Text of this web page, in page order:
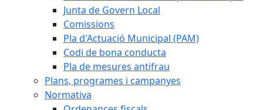
Junta de Govern Local
Comissions
Pla d'Actuació Municipal (PAM)
Codi de bona conducta
Pla de mesures antifrau
Plans, programes i campanyes
Normativa